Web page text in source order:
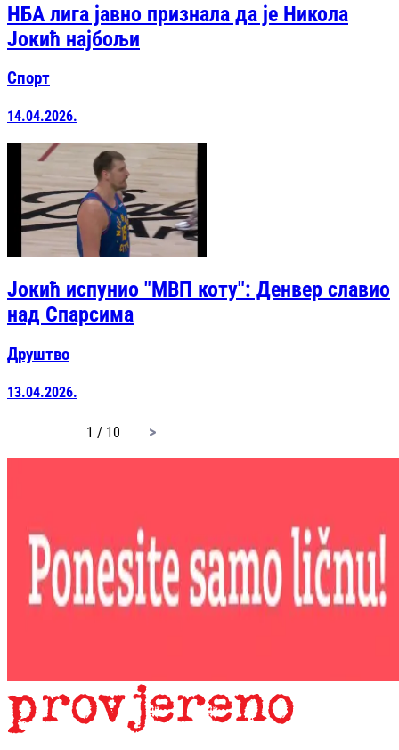
НБА лига јавно признала да је Никола
Јокић најбољи
Спорт
14.04.2026.
Јокић испунио "МВП коту": Денвер славио
над Спарсима
Друштво
13.04.2026.
1 / 10 page